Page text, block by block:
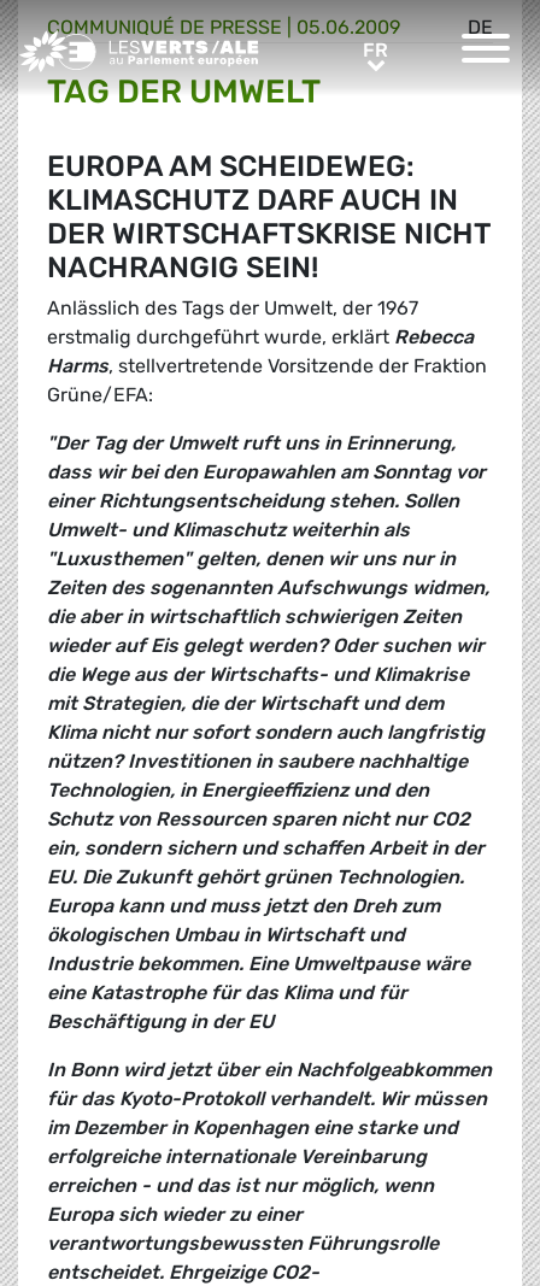
Greens/EFA Home FRFR
DE
COMMUNIQUÉ DE PRESSE 05.06.2009
TAG DER UMWELT
EUROPA AM SCHEIDEWEG:
KLIMASCHUTZ DARF AUCH IN
DER WIRTSCHAFTSKRISE NICHT
NACHRANGIG SEIN!
Anlässlich des Tags der Umwelt, der 1967
erstmalig durchgeführt wurde, erklärt Rebecca
Harms, stellvertretende Vorsitzende der Fraktion
Grüne/EFA:
"Der Tag der Umwelt ruft uns in Erinnerung,
dass wir bei den Europawahlen am Sonntag vor
einer Richtungsentscheidung stehen. Sollen
Umwelt- und Klimaschutz weiterhin als
"Luxusthemen" gelten, denen wir uns nur in
Zeiten des sogenannten Aufschwungs widmen,
die aber in wirtschaftlich schwierigen Zeiten
wieder auf Eis gelegt werden? Oder suchen wir
die Wege aus der Wirtschafts- und Klimakrise
mit Strategien, die der Wirtschaft und dem
Klima nicht nur sofort sondern auch langfristig
nützen? Investitionen in saubere nachhaltige
Technologien, in Energieeffizienz und den
Schutz von Ressourcen sparen nicht nur CO2
ein, sondern sichern und schaffen Arbeit in der
EU. Die Zukunft gehört grünen Technologien.
Europa kann und muss jetzt den Dreh zum
ökologischen Umbau in Wirtschaft und
Industrie bekommen. Eine Umweltpause wäre
eine Katastrophe für das Klima und für
Beschäftigung in der EU
In Bonn wird jetzt über ein Nachfolgeabkommen
für das Kyoto-Protokoll verhandelt. Wir müssen
im Dezember in Kopenhagen eine starke und
erfolgreiche internationale Vereinbarung
erreichen - und das ist nur möglich, wenn
Europa sich wieder zu einer
verantwortungsbewussten Führungsrolle
entscheidet. Ehrgeizige CO2-